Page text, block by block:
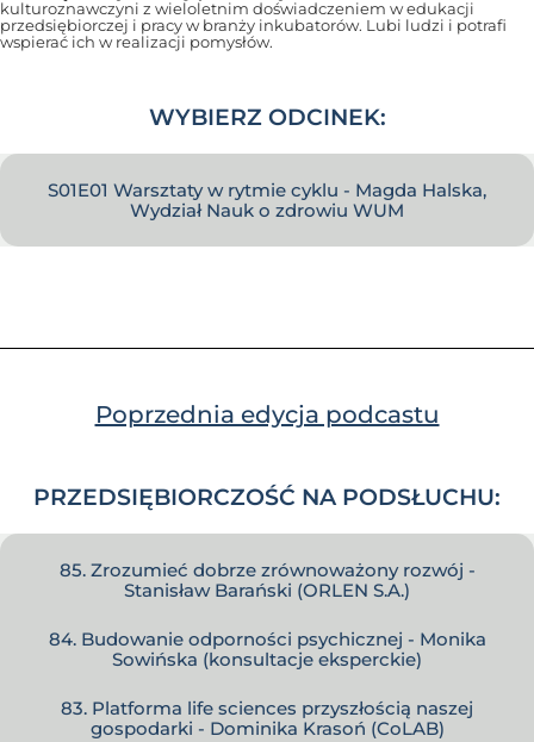
kulturoznawczyni z wieloletnim doświadczeniem w edukacji
przedsiębiorczej i pracy w branży inkubatorów. Lubi ludzi i potrafi
wspierać ich w realizacji pomysłów.
WYBIERZ ODCINEK:
S01E01 Warsztaty w rytmie cyklu - Magda Halska,
Wydział Nauk o zdrowiu WUM
Poprzednia edycja podcastu
PRZEDSIĘBIORCZOŚĆ NA PODSŁUCHU:
85. Zrozumieć dobrze zrównoważony rozwój -
Stanisław Barański (ORLEN S.A.)
84. Budowanie odporności psychicznej - Monika
Sowińska (konsultacje eksperckie)
83. Platforma life sciences przyszłością naszej
gospodarki - Dominika Krasoń (CoLAB)